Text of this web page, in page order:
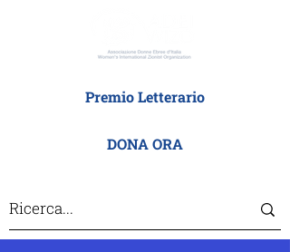
Premio Letterario
DONA ORA